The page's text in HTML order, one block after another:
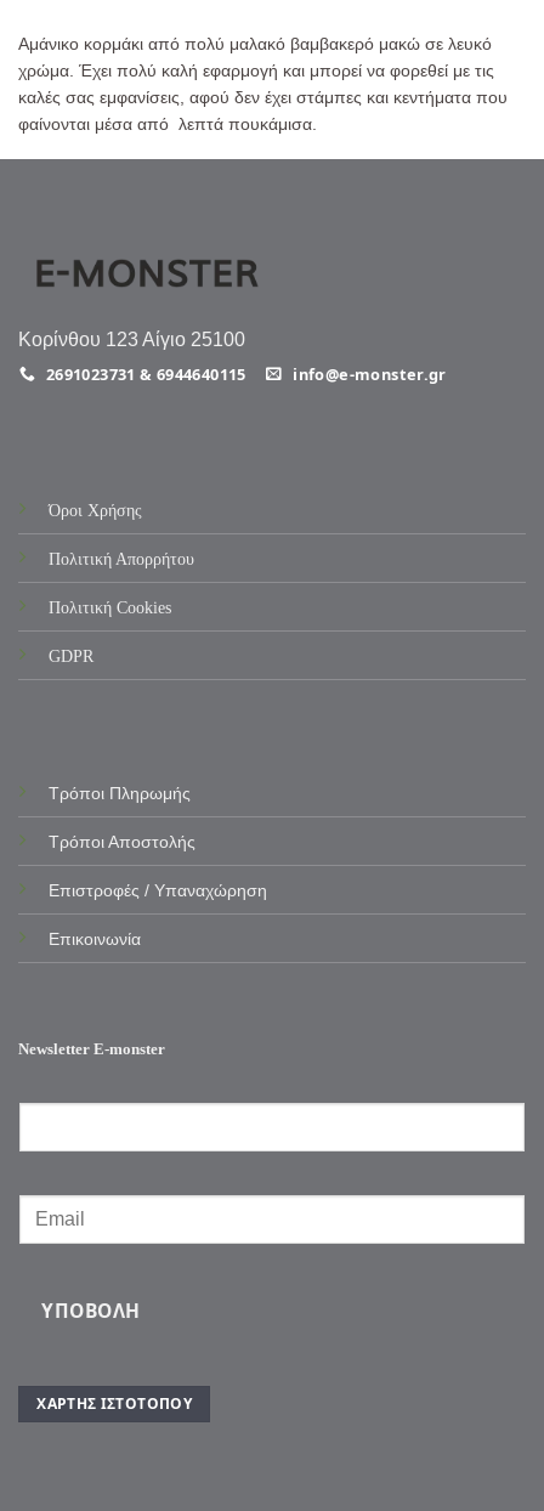
Αμάνικο κορμάκι από πολύ μαλακό βαμβακερό μακώ σε λευκό
χρώμα. Έχει πολύ καλή εφαρμογή και μπορεί να φορεθεί με τις
καλές σας εμφανίσεις, αφού δεν έχει στάμπες και κεντήματα που
φαίνονται μέσα από λεπτά πουκάμισα.
Κορίνθου 123 Αίγιο 25100
2691023731 & 6944640115 info@e-monster.gr
Όροι Χρήσης
Πολιτική Απορρήτου
Πολιτική Cookies
GDPR
Τρόποι Πληρωμής
Τρόποι Αποστολής
Επιστροφές / Υπαναχώρηση
Επικοινωνία
Newsletter E-monster
ΥΠΟΒΟΛΉ
ΧΆΡΤΗΣ ΙΣΤΌΤΟΠΟΥ